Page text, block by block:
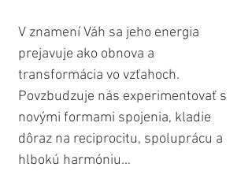
V znamení Váh sa jeho energia
prejavuje ako obnova a
transformácia vo vzťahoch.
Povzbudzuje nás experimentovať s
novými formami spojenia, kladie
dôraz na reciprocitu, spoluprácu a
hlbokú harmóniu...